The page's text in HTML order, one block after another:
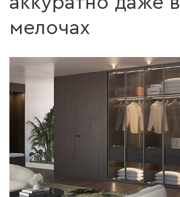
мелочах